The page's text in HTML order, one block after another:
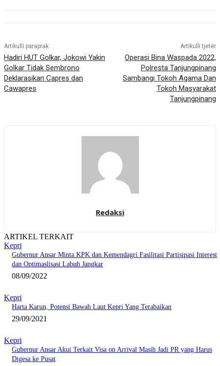
Artikulli paraprak
Hadiri HUT Golkar, Jokowi Yakin
Golkar Tidak Sembrono
Deklarasikan Capres dan
Cawapres
Artikulli tjetër
Operasi Bina Waspada 2022,
Polresta Tanjungpinang
Sambangi Tokoh Agama Dan
Tokoh Masyarakat
Tanjungpinang
Redaksi
ARTIKEL TERKAIT
Kepri
Gubernur Ansar Minta KPK dan Kemendagri Fasilitasi Partisipasi Interest
dan Optimaslisasi Labuh Jangkar
08/09/2022
Kepri
Harta Karun, Potensi Bawah Laut Kepri Yang Terabaikan
29/09/2021
Kepri
Gubernur Ansar Akui Terkait Visa on Arrival Masih Jadi PR yang Harus
Digesa ke Pusat